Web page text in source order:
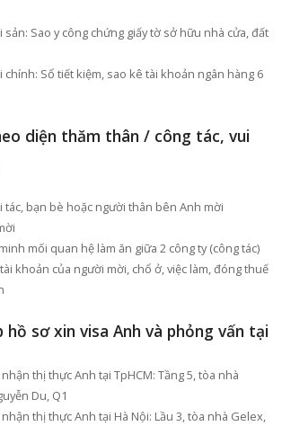
sản: Sao y công chứng giấy tờ sở hữu nhà cửa, đất
chính: Sổ tiết kiệm, sao kê tài khoản ngân hàng 6
diện thăm thân / công tác, vui
tác, bạn bè hoặc người thân bên Anh mời
mối quan hệ làm ăn giữa 2 công ty (công tác)
khoản của người mời, chổ ở, việc làm, đóng thuế
hồ sơ xin visa Anh và phỏng vấn tại
thị thực Anh tại TpHCM: Tầng 5, tòa nhà
Du, Q1
thị thực Anh tại Hà Nội: Lầu 3, tòa nhà Gelex,